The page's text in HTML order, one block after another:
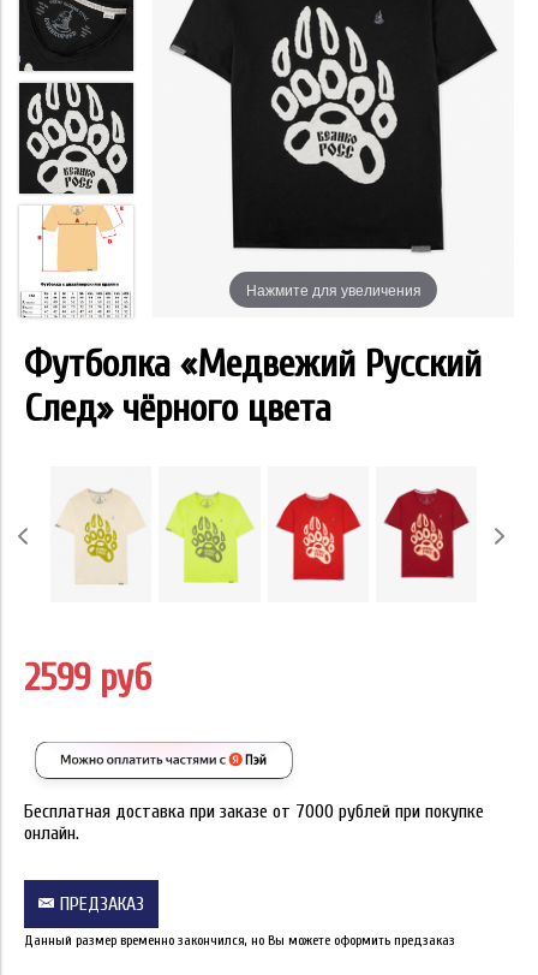
Нажмите для увеличения
Футболка «Медвежий Русский
След» чёрного цвета
2599 руб
Бесплатная доставка при заказе от 7000 рублей при покупке
онлайн.
ПРЕДЗАКАЗ
Данный размер временно закончился, но Вы можете оформить предзаказ